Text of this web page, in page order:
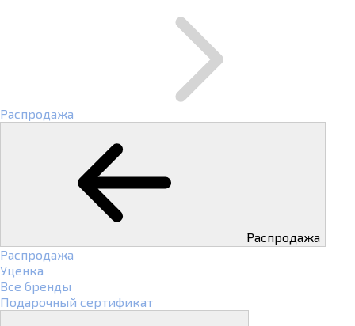
Распродажа
Распродажа
Распродажа
Уценка
Все бренды
Подарочный сертификат